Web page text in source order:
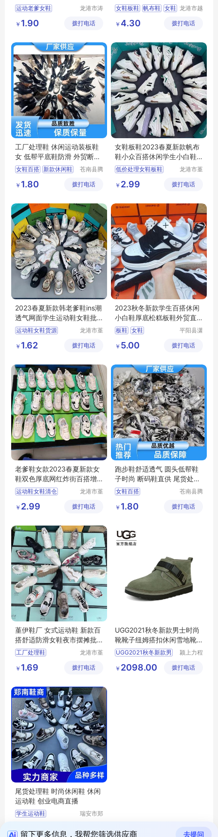
运动老爹女鞋
尾货鞋批发处理
龙港市涛
￥ 1.90 拨打电话
地摊处理批发
女鞋板鞋 帆布鞋 女鞋 龙港市越
（个体工
￥ 4.30 拨打电话
工厂处理鞋 休闲运动装板鞋
女 低帮平底鞋防滑 外贸断码
鞋
女鞋百搭 新款休闲鞋
女鞋百搭休闲
苍南县腾
务商行
￥ 1.80 拨打电话
女鞋板鞋2023春夏新款帆布
鞋小众百搭休闲学生小白鞋
地摊处理批发
低价处理女鞋板鞋
批发库存女鞋小白鞋
直播女鞋板鞋
龙港市堇
￥ 2.99 拨打电话
2023春夏新款韩老爹鞋ins潮
透气网面学生运动鞋女鞋批
发处理货源
运动鞋女鞋货源
外贸批发女鞋
老爹鞋女鞋
龙港市堇
￥ 1.62 拨打电话
2023秋冬新款学生百搭休闲
小白鞋厚底松糕板鞋外贸直
播摆地摊女鞋
板鞋 女鞋
平阳县潇
务商行
￥ 5.00 拨打电话
老爹鞋女款2023春夏新款女
鞋双色厚底网红炸街百搭增
高运动鞋批发
运动鞋女鞋清仓
外贸直播女鞋
老爹鞋女鞋
龙港市堇
￥ 2.99 拨打电话
跑步鞋舒适透气 圆头低帮鞋
子时尚 断码鞋直供 尾货处理
鞋
女鞋百搭
运动鞋男
苍南县腾
务商行
￥ 1.80 拨打电话
堇伊鞋厂 女式运动鞋 新款百
搭舒适防滑女鞋夜市摆摊批
发
工厂处理鞋
新款百搭舒适防滑女鞋批发
龙港市堇
￥ 1.69 拨打电话
UGG2021秋冬新款男士时尚
靴靴子纽姆搭扣休闲雪地靴 1
118570
UGG2021秋冬新款男
颍上力程
有限公司
￥ 2098.00 拨打电话
尾货处理鞋 时尚休闲鞋 休闲
运动鞋 创业电商直播
学生运动鞋
男款运动鞋
瑞安市郑
（个体工
￥ 1.20
留下更多信息，我帮您筛选供应商 去提问